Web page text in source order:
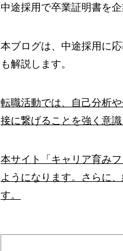
中途採用で卒業証明書を
本ブログは、中途採用に
も解説します。
転職活動では、自己分析
接に繋げることを強く意識
本サイト「キャリア育み
ようになります。さらに
す。